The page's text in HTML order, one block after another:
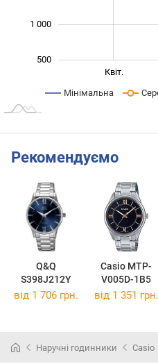
1 000
500
Квіт.
Мінімальна
Рекомендуємо
Q&Q
S398J212Y
Casio MTP-
V005D-1B5
від 1 706 грн. від 1 351 грн.
Наручні годинники Casio